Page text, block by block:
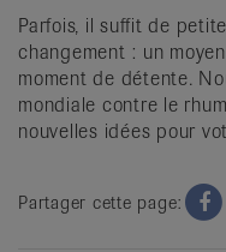
Parfois, il suffit de
changement : un
moment de détente.
mondiale contre le
nouvelles idées pour
Partager cette page: